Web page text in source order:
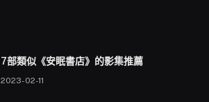
7部類似《安眠書店》的影集推薦
2023-02-11